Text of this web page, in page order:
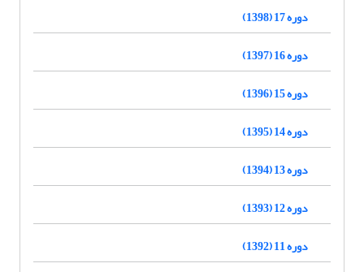
دوره 17 (1398)
دوره 16 (1397)
دوره 15 (1396)
دوره 14 (1395)
دوره 13 (1394)
دوره 12 (1393)
دوره 11 (1392)